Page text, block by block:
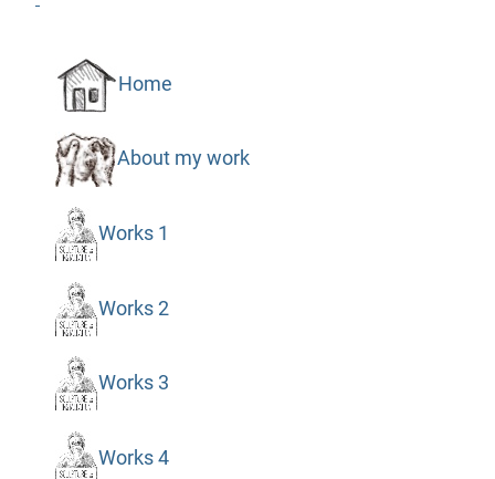
Home
About my work
Works 1
Works 2
Works 3
Works 4